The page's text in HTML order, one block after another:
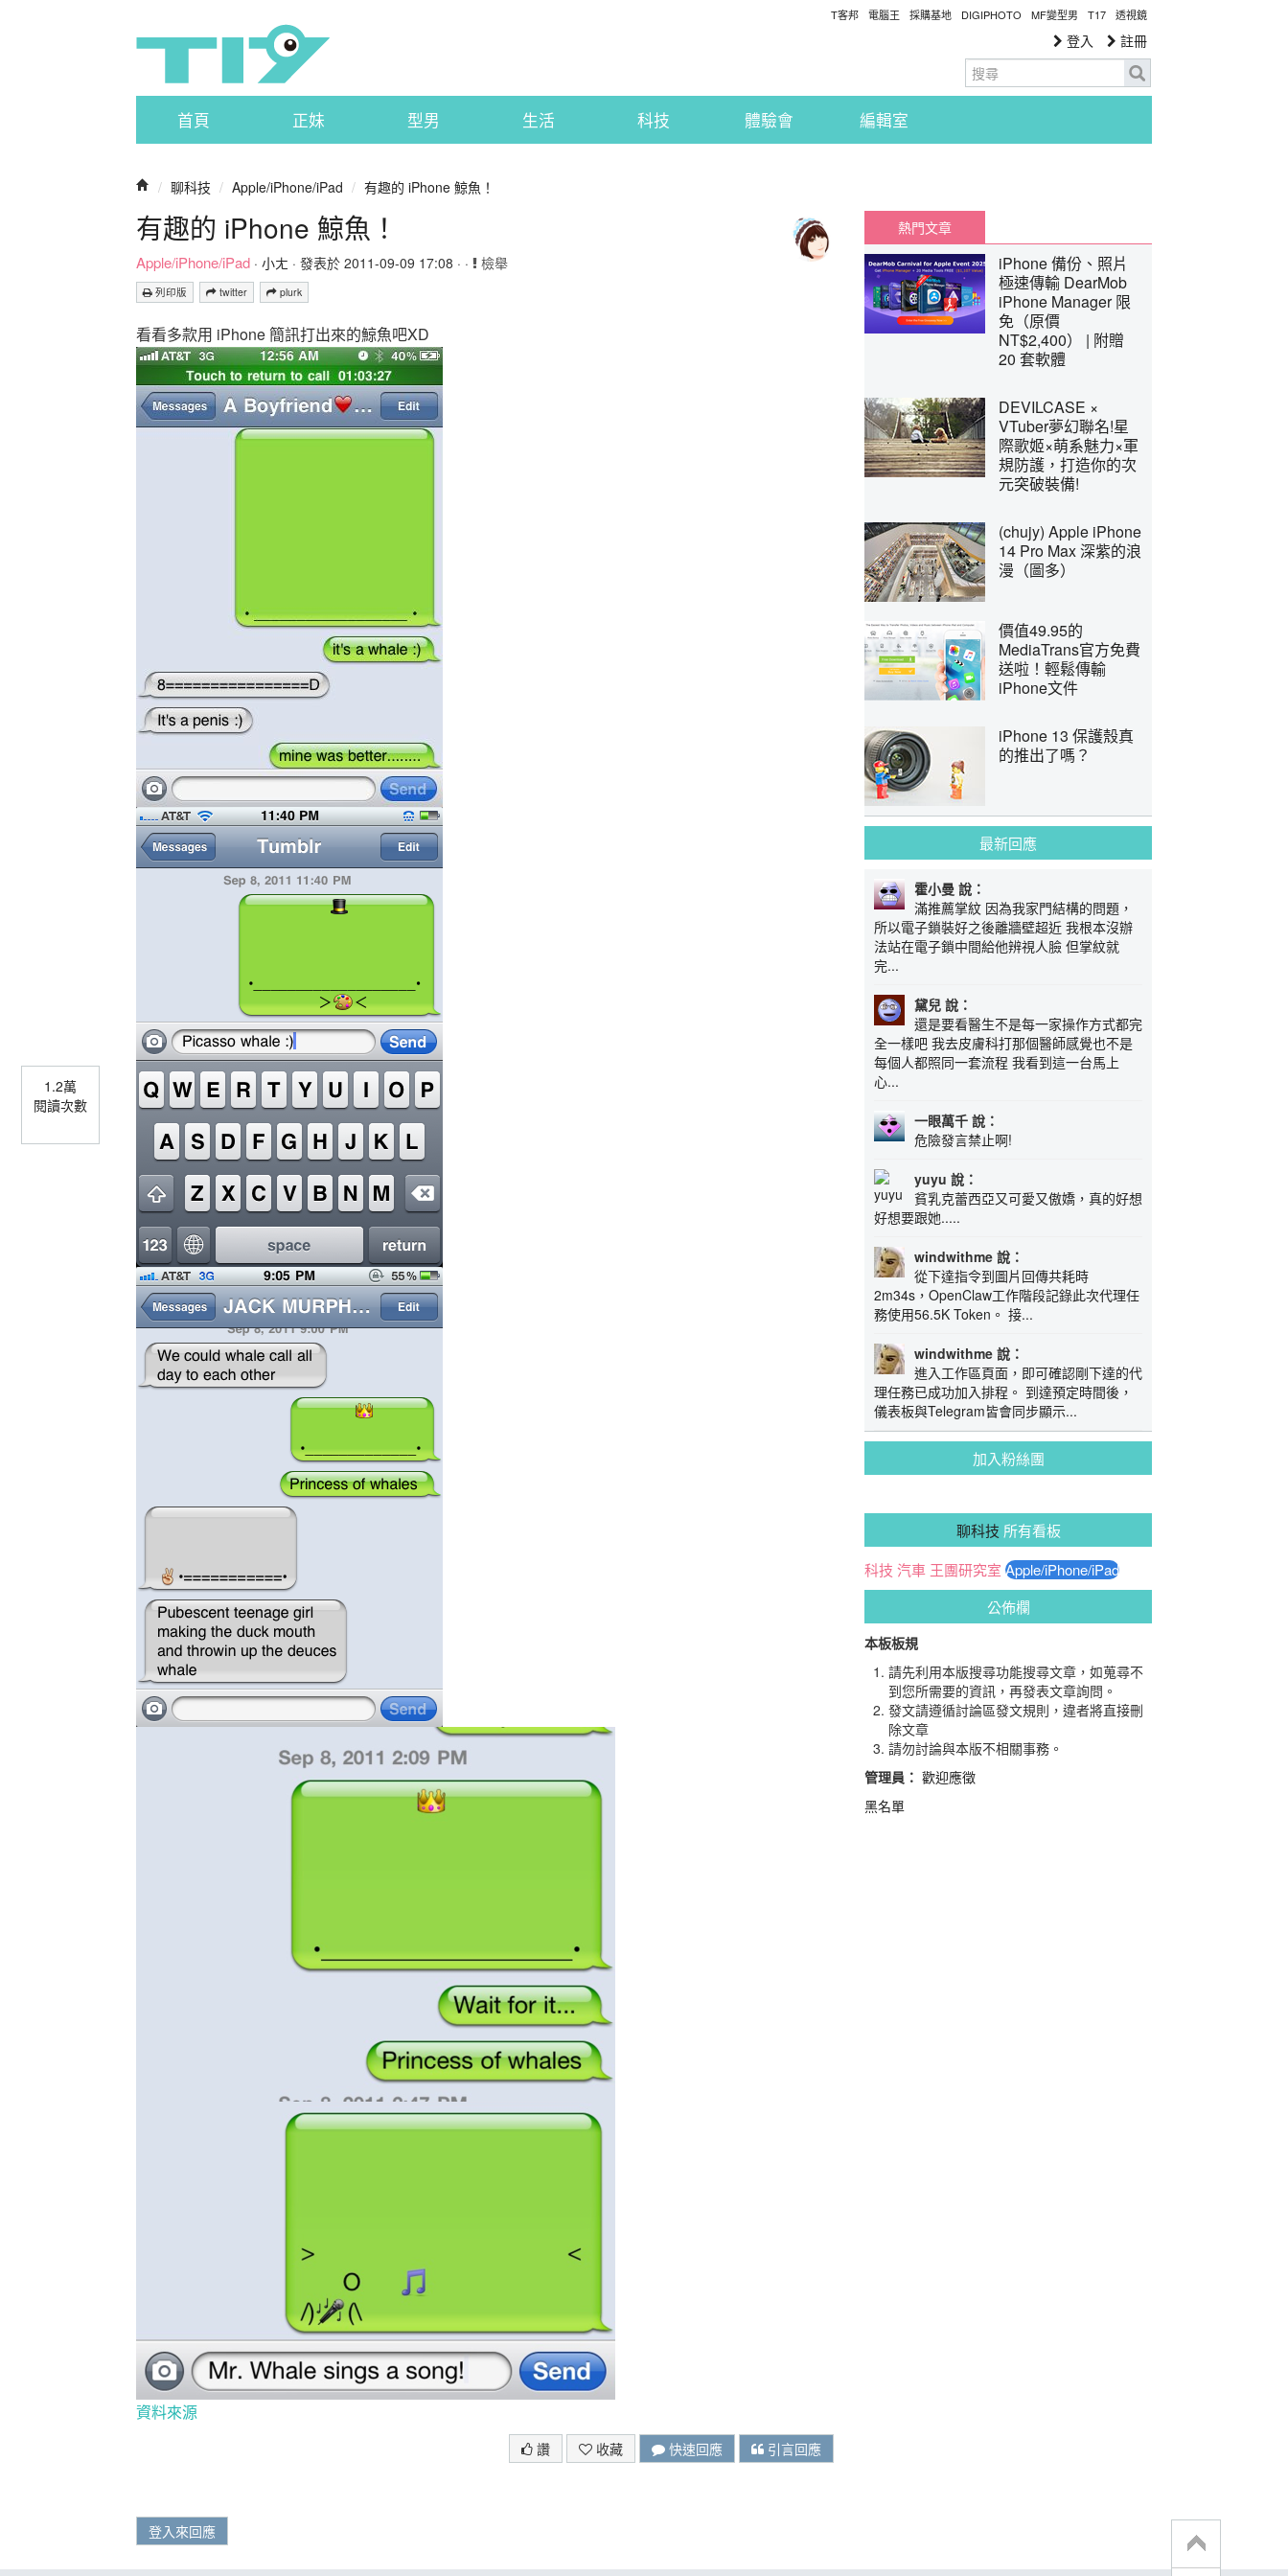
T客邦 電腦王 採購基地 DIGIPHOTO MF變型男 T17 透視鏡
登入 註冊
首頁 正妹 型男 生活 科技 體驗會 編輯室
/ 聊科技 / Apple/iPhone/iPad / 有趣的 iPhone 鯨魚！
有趣的 iPhone 鯨魚！
Apple/iPhone/iPad · 小ㄤ · 發表於 2011-09-09 17:08 · · 檢舉
列印版 twitter plurk
1.2萬
閱讀次數
看看多款用 iPhone 簡訊打出來的鯨魚吧XD
資料來源
讚 收藏 快速回應 引言回應
登入來回應
熱門文章
iPhone 備份、照片
極速傳輸 DearMob
iPhone Manager 限
免（原價
NT$2,400） | 附贈
20 套軟體
DEVILCASE ×
VTuber夢幻聯名!星
際歌姬×萌系魅力×軍
規防護，打造你的次
元突破裝備!
(chujy) Apple iPhone
14 Pro Max 深紫的浪
漫（圖多）
價值49.95的
MediaTrans官方免費
送啦！輕鬆傳輸
iPhone文件
iPhone 13 保護殼真
的推出了嗎？
最新回應
霍小曼 說：
滿推薦掌紋 因為我家門結構的問題，
所以電子鎖裝好之後離牆壁超近 我根本沒辦
法站在電子鎖中間給他辨視人臉 但掌紋就
完...
黛兒 說：
還是要看醫生不是每一家操作方式都完
全一樣吧 我去皮膚科打那個醫師感覺也不是
每個人都照同一套流程 我看到這一台馬上
心...
一眼萬千 說：
危險發言禁止啊!
yuyu 說：
貧乳克蕾西亞又可愛又傲嬌，真的好想
好想要跟她.....
windwithme 說：
從下達指令到圖片回傳共耗時
2m34s，OpenClaw工作階段記錄此次代理任
務使用56.5K Token。 接...
windwithme 說：
進入工作區頁面，即可確認剛下達的代
理任務已成功加入排程。 到達預定時間後，
儀表板與Telegram皆會同步顯示...
加入粉絲團
聊科技 所有看板
科技 汽車 王團研究室 Apple/iPhone/iPad
公佈欄
本板板規
請先利用本版搜尋功能搜尋文章，如蒐尋不
到您所需要的資訊，再發表文章詢問。
發文請遵循討論區發文規則，違者將直接刪
除文章
請勿討論與本版不相關事務。
管理員： 歡迎應徵
黑名單